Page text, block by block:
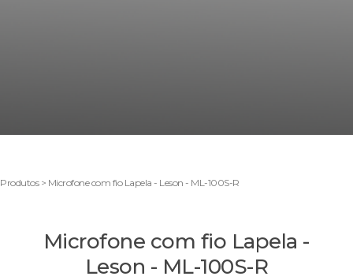
Produtos > Microfone com fio Lapela - Leson - ML-100S-R
Microfone com fio Lapela -
Leson - ML-100S-R